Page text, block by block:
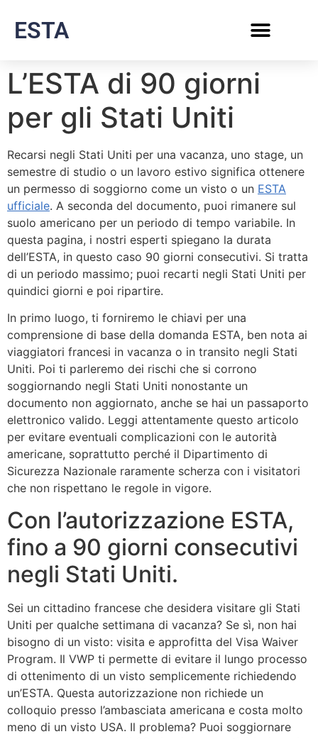
ESTA
L’ESTA di 90 giorni
per gli Stati Uniti
Recarsi negli Stati Uniti per una vacanza, uno stage, un
semestre di studio o un lavoro estivo significa ottenere
un permesso di soggiorno come un visto o un ESTA
ufficiale. A seconda del documento, puoi rimanere sul
suolo americano per un periodo di tempo variabile. In
questa pagina, i nostri esperti spiegano la durata
dell’ESTA, in questo caso 90 giorni consecutivi. Si tratta
di un periodo massimo; puoi recarti negli Stati Uniti per
quindici giorni e poi ripartire.
In primo luogo, ti forniremo le chiavi per una
comprensione di base della domanda ESTA, ben nota ai
viaggiatori francesi in vacanza o in transito negli Stati
Uniti. Poi ti parleremo dei rischi che si corrono
soggiornando negli Stati Uniti nonostante un
documento non aggiornato, anche se hai un passaporto
elettronico valido. Leggi attentamente questo articolo
per evitare eventuali complicazioni con le autorità
americane, soprattutto perché il Dipartimento di
Sicurezza Nazionale raramente scherza con i visitatori
che non rispettano le regole in vigore.
Con l’autorizzazione ESTA,
fino a 90 giorni consecutivi
negli Stati Uniti.
Sei un cittadino francese che desidera visitare gli Stati
Uniti per qualche settimana di vacanza? Se sì, non hai
bisogno di un visto: visita e approfitta del Visa Waiver
Program. Il VWP ti permette di evitare il lungo processo
di ottenimento di un visto semplicemente richiedendo
un’ESTA. Questa autorizzazione non richiede un
colloquio presso l’ambasciata americana e costa molto
meno di un visto USA. Il problema? Puoi soggiornare